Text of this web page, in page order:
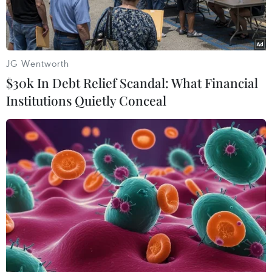
Hiện trường vụ tai nạn giao thông khiến hai người tử vong tại
Cẩm Phả, Quảng Ninh. (Ảnh: TTXVN phát)
“Tai nạn giao thông xảy ra đã gây thương vong
cho nhiều người. Thực tế tại Việt Nam, khi tai
JG Wentworth
$30k In Debt Relief Scandal: What Financial
Institutions Quietly Conceal